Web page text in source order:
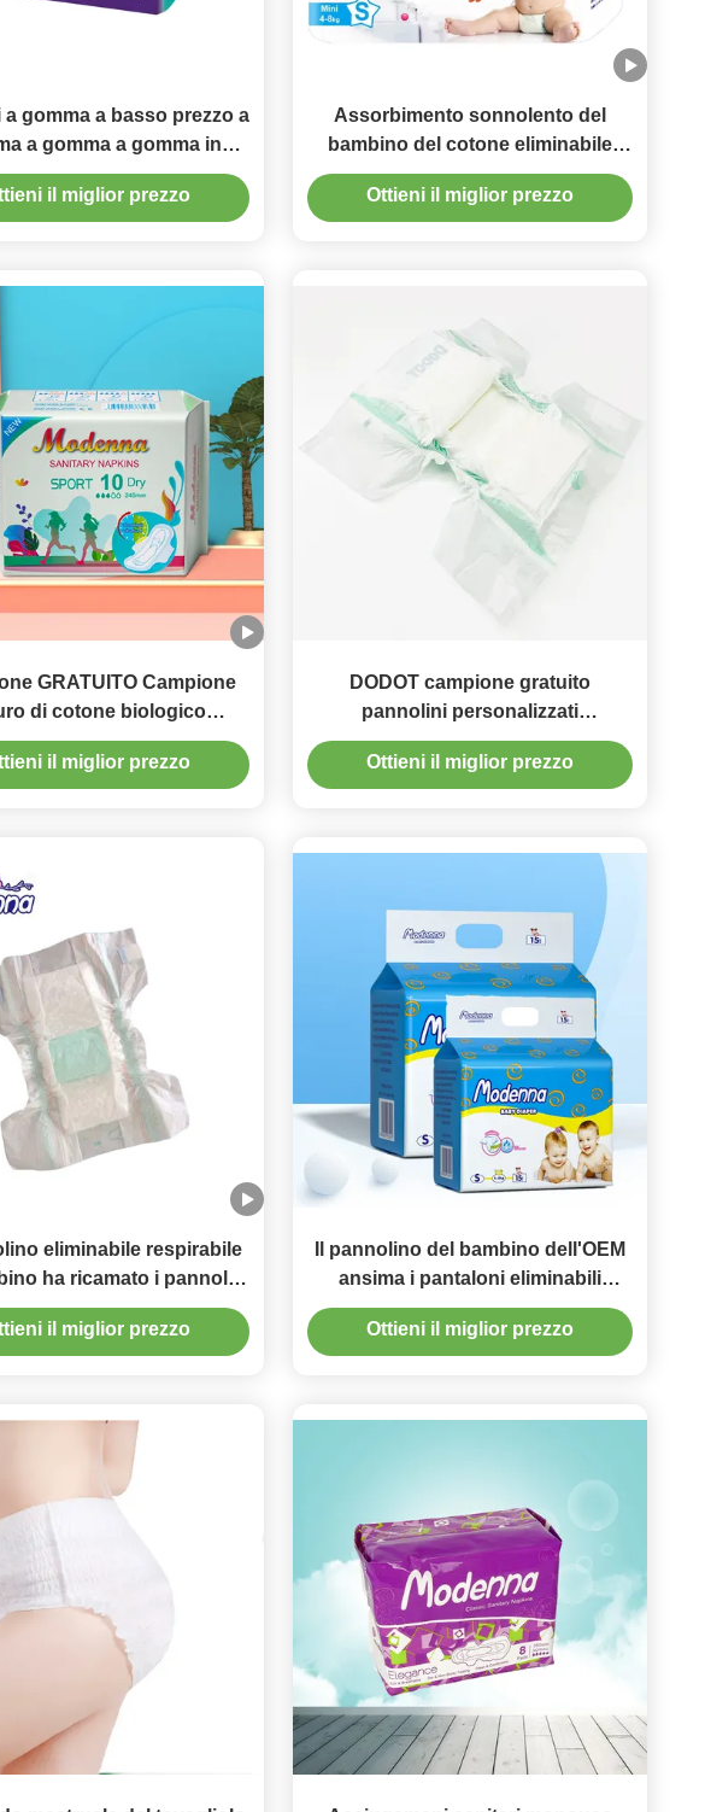
a gomma a basso prezzo a
a gomma a gomma in
magazzino
il miglior prezzo
Assorbimento sonnolento del
bambino del cotone eliminabile
respirabile molle del pannolino alto
Ottieni il miglior prezzo
GRATUITO Campione
di cotone biologico
sanitari ultra sottili Proof
Free Campioni sanitari
il miglior prezzo
DODOT campione gratuito
pannolini personalizzati
all'ingrosso bambino Cina divani
OEM Bebe all'ingrosso pannolino
Ottieni il miglior prezzo
eliminabile respirabile
ha ricamato i pannolini
molli del cotone
il miglior prezzo
Il pannolino del bambino dell'OEM
ansima i pantaloni eliminabili
respirabili molli del pannolino su
misura
Ottieni il miglior prezzo